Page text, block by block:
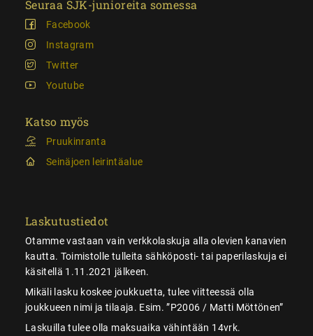
Seuraa SJK-junioreita somessa
Facebook
Instagram
Twitter
Youtube
Katso myös
Pruukinranta
Seinäjoen leirintäalue
Laskutustiedot
Otamme vastaan vain verkkolaskuja alla olevien kanavien
kautta. Toimistolle tulleita sähköposti- tai paperilaskuja ei
käsitellä 1.11.2021 jälkeen.
Mikäli lasku koskee joukkuetta, tulee viitteessä olla
joukkueen nimi ja tilaaja. Esim. ”P2006 / Matti Möttönen”
Laskuilla tulee olla maksuaika vähintään 14vrk.